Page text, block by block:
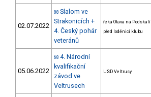
02.07.2022
88 Slalom ve
Strakonicích +
4. Český pohár
veteránů
řeka Otava na Podskalí
před loděnicí klubu
05.06.2022
68 4. Národní
kvalifikační
závod ve
Veltrusech
USD Veltrusy